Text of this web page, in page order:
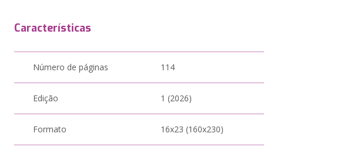
Características
Número de páginas 114
Edição 1 (2026)
Formato 16x23 (160x230)